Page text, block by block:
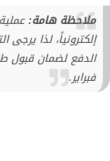
ملاحظة هامة:
إلكترونياً، لذا
فبراير.